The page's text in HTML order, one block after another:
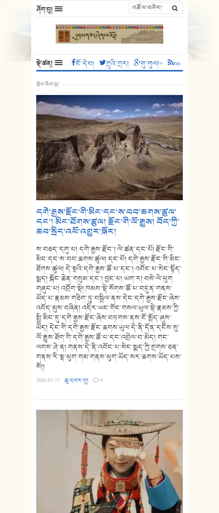
ཤོག་བུ།
སྡེ་ཚན། ངོ་དེབ། ཀྲུའི་ཀྲར། གུ་ཀུལ།+ rss
སྤེལ་ཞིབ་ཕྲ།
དགེ་རྒྱས་རྫོང་གི་མིང་དང་ས་བབ་ཆགས་ཚུལ་
དང་། མིང་ཐོགས་ཚུལ། རྫོང་གི་ལོ་རྒྱུས། བོད་ཀྱི་
ཆབ་སྲིད་འཕོ་འགྱུར་སྐོར།
ས་བཅད་དགུ་པ། དགེ་རྒྱས་རྫོང་། ལེ་ཚན་དང་པོ། རྫོང་གི་
མིང་དང་ས་བབ་ཆགས་ཚུལ། དང་པོ། དགེ་རྒྱས་རྫོང་གི་མིང་
ཐོགས་ཚུལ། དེ་སྔའི་དགེ་རྒྱས་ཚོ་པ་དང་། འབོང་པ་སེང་སྟོད་
སྨད། སྐོང་ཆེན་གསུམ་དང་། བྱང་པ། ཡག་ར། བསེ་ལེ་ཕུག
གཞུང་པ། འབྲོག་སྡེ། ཁམས་སྡེ་སོགས་ཚོ་པ་བདུན་གནས་
ཡོད་པ་རྣམས་གཅིག་ཏུ་བསྒྲིལ་ནས་དེང་དགེ་རྒྱས་རྫོང་ཞེས་
འབོད་མུས་བཞིན། འདིར་ཡང་གོང་གསལ་ཡུལ་སྡེ་རྣམས་ཀྱི་
སྤྱི་མིང་དུ་དགེ་རྒྱས་རྫོང་ཞེས་བཏགས་ནས་ངོ་སྤྲོད་ཞུས་
ཡོད། དེང་གི་དགེ་རྒྱས་རྫོང་ཆགས་ཡུལ་དེ་ནི་དོན་དངོས་སུ་
ལོ་རྒྱུས་ཐོག་གི་དགེ་རྒྱས་ཚོ་པ་དང་འབྲེལ་བ་མེད། གང་
ལགས་ཤེ་ན། གནས་དེ་ནི་འབོང་པ་སེང་སྨད་ཀྱི་གྲགས་ཅན་
གནས་རི་སྣ་ཕུག་གམ་གནས་ཕུག་ཡོད་སར་ཆགས་ཡོད་པས་
སོ།།
2026-07-17 ·ཆུ་དབར་བུ། · 0